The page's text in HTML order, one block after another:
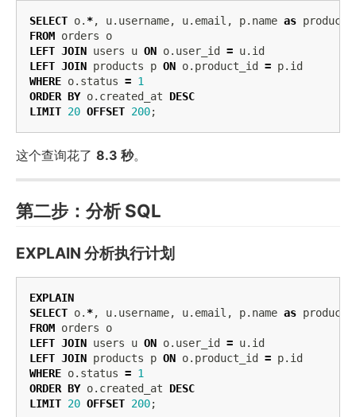
SELECT o. *, u. username, u. email , p. name as
FROM orders
o
LEFT JOIN users u ON o. user_id = u. id
LEFT JOIN products p ON o. product_id = p. id
WHERE o. status = 1
ORDER BY o. created_at
DESC
LIMIT 20 OFFSET 200;
这个查询花了 8.3 秒。
第二步：分析 SQL
EXPLAIN 分析执行计划
EXPLAIN
SELECT o. *, u. username, u. email , p. name as
FROM orders
o
LEFT JOIN users u ON o. user_id = u. id
LEFT JOIN products p ON o. product_id = p. id
WHERE o. status = 1
ORDER BY o. created_at
DESC
LIMIT 20 OFFSET 200;